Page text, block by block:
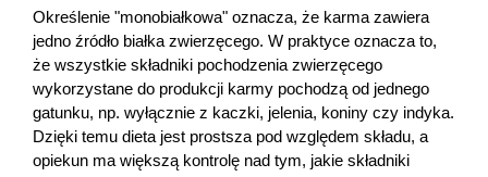
Określenie "monobiałkowa" oznacza, że karma zawiera
jedno źródło białka zwierzęcego. W praktyce oznacza to,
że wszystkie składniki pochodzenia zwierzęcego
wykorzystane do produkcji karmy pochodzą od jednego
gatunku, np. wyłącznie z kaczki, jelenia, koniny czy indyka.
Dzięki temu dieta jest prostsza pod względem składu, a
opiekun ma większą kontrolę nad tym, jakie składniki